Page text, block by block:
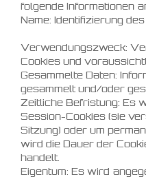
folgende Informationen
Name: Identifizierung
Verwendungszweck:
Cookies und
Gesammelte Daten:
gesammelt und/oder
Zeitliche Befristung: Es
Session-Cookies (sie
Sitzung) oder um
wird die Dauer der
handelt.
Eigentum: Es wird